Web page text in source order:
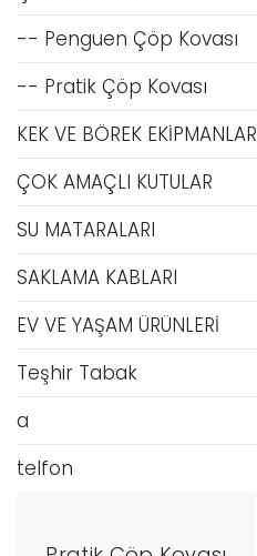
-- Penguen Çöp Kovası
-- Pratik Çöp Kovası
KEK VE BÖREK EKİPMANLAR
ÇOK AMAÇLI KUTULAR
SU MATARALARI
SAKLAMA KABLARI
EV VE YAŞAM ÜRÜNLERİ
Teşhir Tabak
a
telfon